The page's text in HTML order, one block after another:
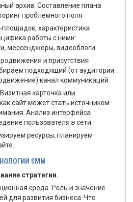
архив. Составление плана
проблемного поля.
характеристика
работы с ними:
мессенджеры, видеоблоги.
и присутствия
подходящий (от аудитории
канал коммуникаций.
карточка или
сайт может стать источником
Анализ интерфейса
пользователя в сети.
ресурсы, планируем
SMM
стратегии.
среда. Роль и значение
для развития бизнеса. Что